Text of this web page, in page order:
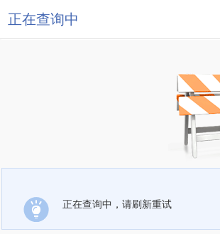
正在查询中
正在查询中，请刷新重试